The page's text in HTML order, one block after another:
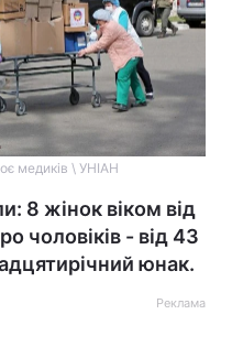
медиків \ УНІАН
8 жінок віком від
чоловіків - від 43
юнак.
Реклама